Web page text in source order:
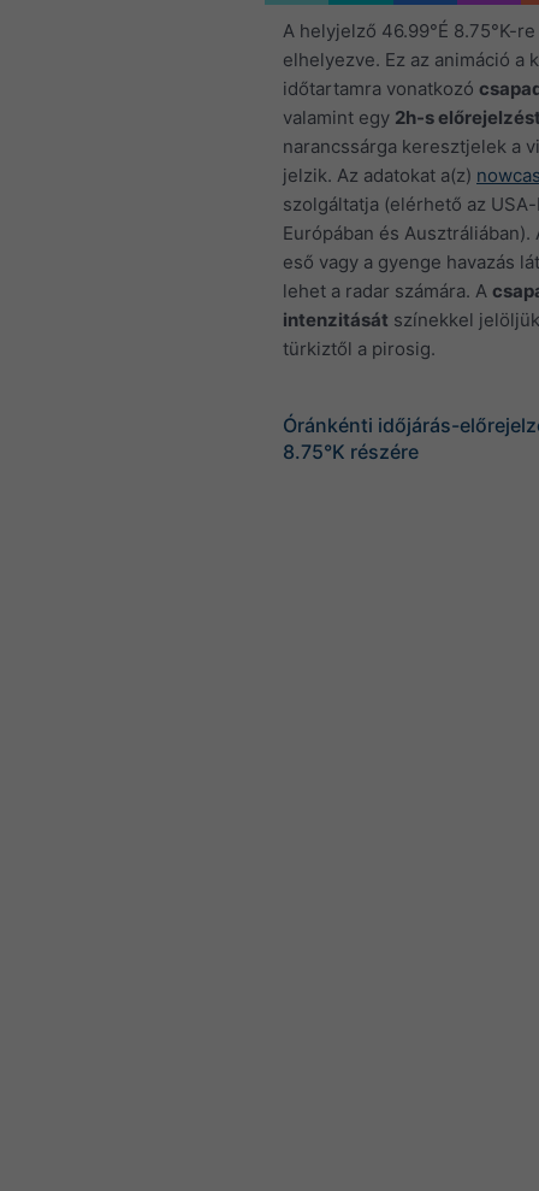
A helyjelző 46.99°É 8.75°K-
elhelyezve. Ez az animáció a
időtartamra vonatkozó
valamint egy 2h-s
narancssárga keresztjelek a
jelzik. Az adatokat a(z)
szolgáltatja (elérhető az
Európában és Ausztráliában).
eső vagy a gyenge havazás
lehet a radar számára. A
intenzitását színekkel
türkiztől a pirosig.
Óránkénti időjárás-
8.75°K részére